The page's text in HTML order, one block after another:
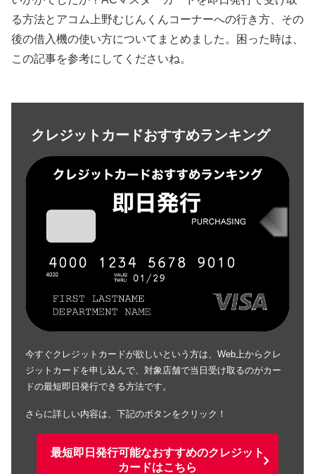
る方法とアコム上野むじんくんコーナーへの行き方、その
後の借入機の使い方についてまとめました。困った時は、
この記事を参考にしてくださいね。
クレジットカードおすすめランキング
今すぐクレジットカードが欲しいという方は、Web上からクレ
ジットカードを申し込んで、対象店舗で当日受け取るのがカー
ドの最短即日発行できる方法です。
さらに詳しい内容は、下記のボタンをクリック！
最短即日発行可能なおすすめのクレジット
カードはこちら